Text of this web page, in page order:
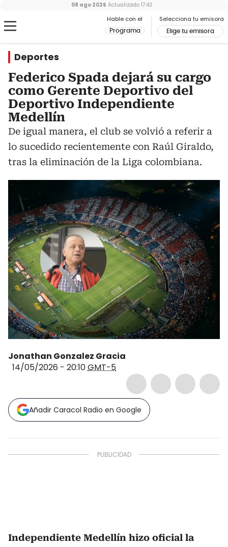
Hable con el
Programa
Selecciona tu emisora
Elige tu emisora
08 ago 2026 Actualizado 17:43
Deportes
Federico Spada dejará su cargo
como Gerente Deportivo del
Deportivo Independiente
Medellín
De igual manera, el club se volvió a referir a
lo sucedido recientemente con Raúl Giraldo,
tras la eliminación de la Liga colombiana.
Jonathan Gonzalez Gracia
14/05/2026 - 20:10GMT-5
Añadir Caracol Radio en Google
Independiente Medellín hizo oficial la